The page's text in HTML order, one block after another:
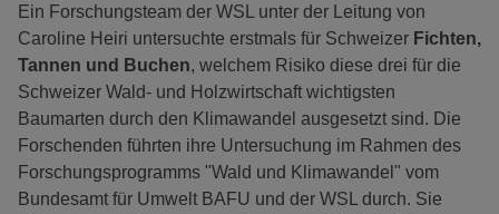
Ein Forschungsteam der WSL unter der Leitung von
Caroline Heiri untersuchte erstmals für Schweizer Fichten,
Tannen und Buchen, welchem Risiko diese drei für die
Schweizer Wald- und Holzwirtschaft wichtigsten
Baumarten durch den Klimawandel ausgesetzt sind. Die
Forschenden führten ihre Untersuchung im Rahmen des
Forschungsprogramms "Wald und Klimawandel" vom
Bundesamt für Umwelt BAFU und der WSL durch. Sie